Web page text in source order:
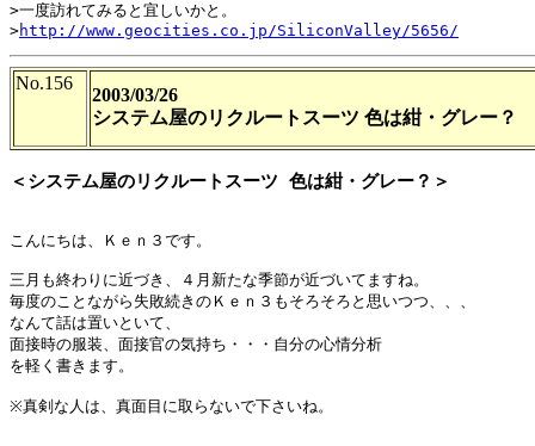
>一度訪れてみると宜しいかと。
>http://www.geocities.co.jp/SiliconValley/5656/
No.156
2003/03/26
システム屋のリクルートスーツ 色は紺・グレー？
＜システム屋のリクルートスーツ 色は紺・グレー？＞
こんにちは、Ｋｅｎ３です。
三月も終わりに近づき、４月新たな季節が近づいてますね。
毎度のことながら失敗続きのＫｅｎ３もそろそろと思いつつ、、、
なんて話は置いといて、
面接時の服装、面接官の気持ち・・・自分の心情分析
を軽く書きます。
※真剣な人は、真面目に取らないで下さいね。